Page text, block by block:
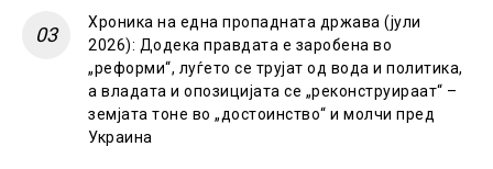
Хроника на една пропадната држава (јули
2026): Додека правдата е заробена во
„реформи“, луѓето се трујат од вода и политика,
а владата и опозицијата се „реконструираат“ –
земјата тоне во „достоинство“ и молчи пред
Украина